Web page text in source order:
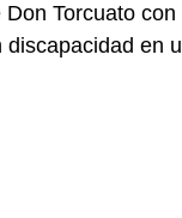
Torcuato
en